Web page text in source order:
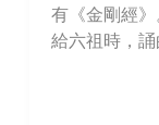
有《金剛經
給六祖時，誦